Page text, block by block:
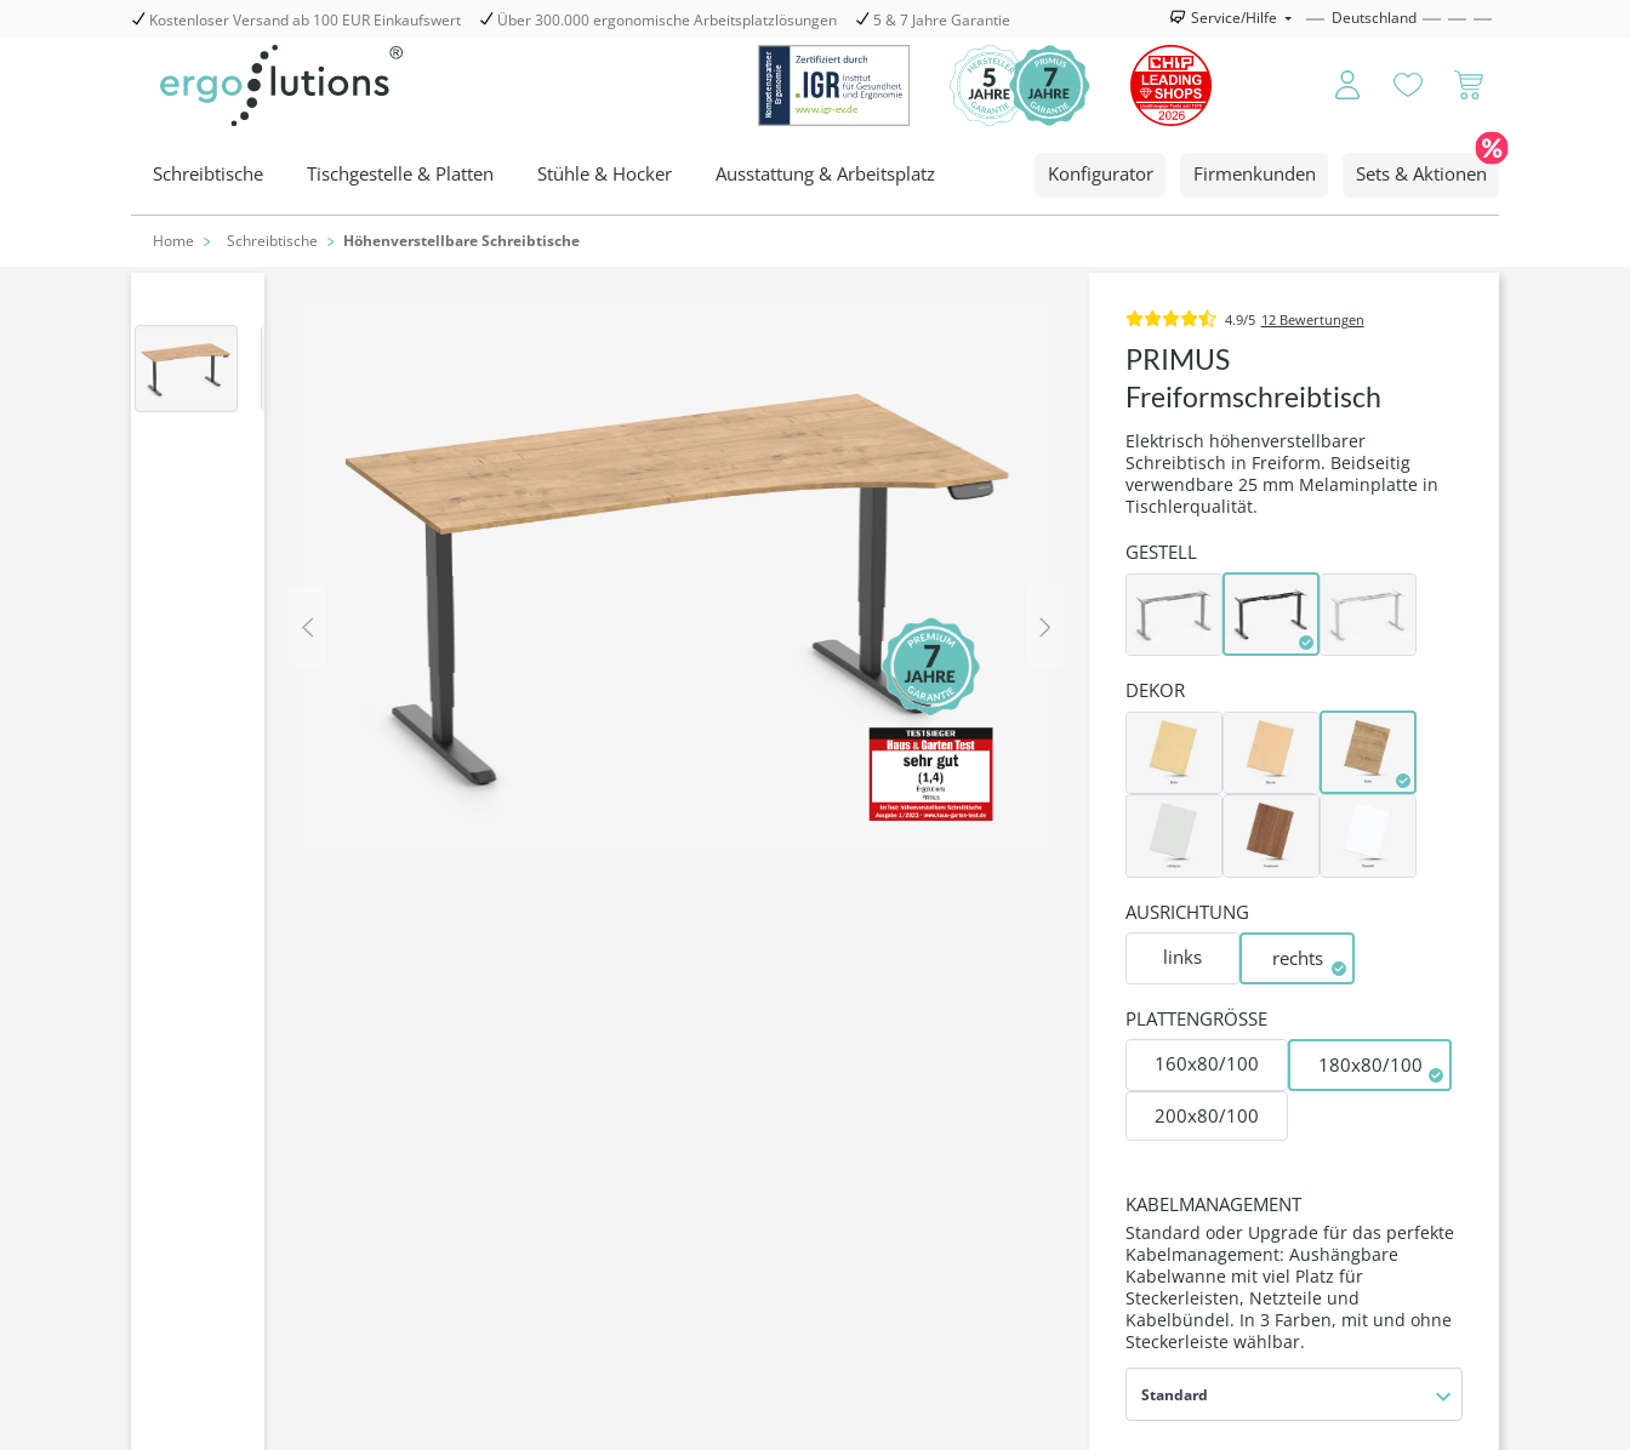
Zur Hauptnavigation springen
Kostenloser Versand ab 100 EUR Einkaufswert Über 300.000 ergonomische Arbeitsplatzlösungen 5 & 7 Jahre Garantie Service/Hilfe Deutschland
Schreibtische Tischgestelle & Platten Stühle & Hocker Ausstattung & Arbeitsplatz Konfigurator Firmenkunden Sets & Aktionen
Home Schreibtische Höhenverstellbare Schreibtische
4.9/5 12 Bewertungen
PRIMUS
Freiformschreibtisch
Elektrisch höhenverstellbarer
Schreibtisch in Freiform. Beidseitig
verwendbare 25 mm Melaminplatte in
Tischlerqualität.
GESTELL
DEKOR
AUSRICHTUNG
links
rechts
PLATTENGRÖSSE
160x80/100
180x80/100
200x80/100
KABELMANAGEMENT
Standard oder Upgrade für das perfekte
Kabelmanagement: Aushängbare
Kabelwanne mit viel Platz für
Steckerleisten, Netzteile und
Kabelbündel. In 3 Farben, mit und ohne
Steckerleiste wählbar.
Standard